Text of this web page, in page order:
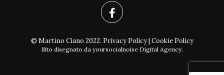
© Martino Ciano 2022. Privacy Policy| Cookie Policy
Sito disegnato da yoursocialnoise Digital Agency.